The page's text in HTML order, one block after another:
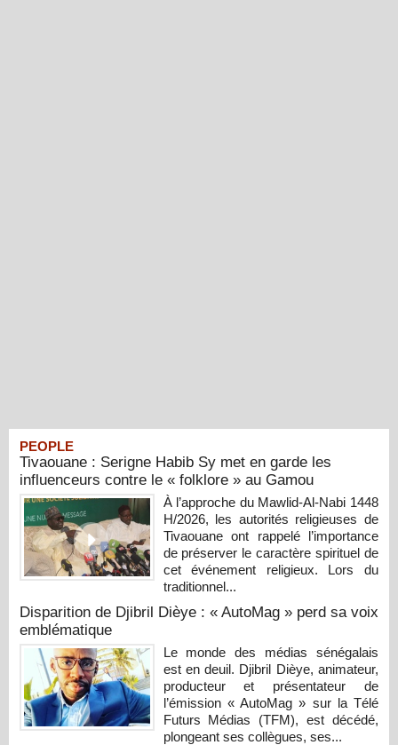
PEOPLE
Tivaouane : Serigne Habib Sy met en garde les
influenceurs contre le « folklore » au Gamou
À l’approche du Mawlid-Al-Nabi 1448
H/2026, les autorités religieuses de
Tivaouane ont rappelé l’importance
de préserver le caractère spirituel de
cet événement religieux. Lors du
traditionnel...
Disparition de Djibril Dièye : « AutoMag » perd sa voix
emblématique
Le monde des médias sénégalais
est en deuil. Djibril Dièye, animateur,
producteur et présentateur de
l’émission « AutoMag » sur la Télé
Futurs Médias (TFM), est décédé,
plongeant ses collègues, ses...